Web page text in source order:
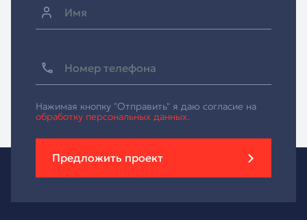
Нажимая кнопку "Отправить" я даю согласие на
обработку персональных данных.
Предложить проект